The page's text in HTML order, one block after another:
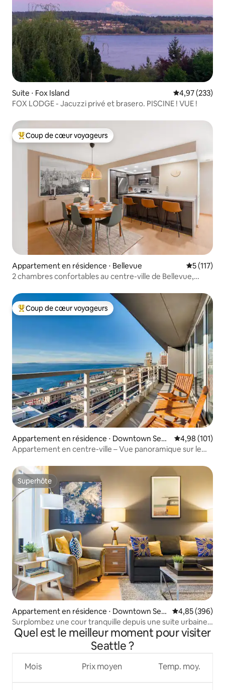
Suite ⋅ Fox Island Évaluation
4,97 (233)
FOX LODGE - Jacuzzi privé et brasero. PISCINE ! VUE !
Coups de cœur voyageurs les plus appréciés
Coup de cœur voyageurs
Appartement en résidence ⋅ Bellevue Évaluation
5 (117)
2 chambres confortables au centre-ville de Bellevue,
Coups de cœur voyageurs les plus appréciés
Coup de cœur voyageurs
Appartement en résidence ⋅ Downtown Seat
tle
Évaluation
4,98 (101)
Appartement en centre-ville – Vue panoramique sur le
Superhôte
Superhôte
Appartement en résidence ⋅ Downtown Seat
tle
Évaluation
4,85 (396)
Surplombez une cour tranquille depuis une suite urbaine
chic
Quel est le meilleur moment pour visiter
Seattle ?
Mois Prix moyen Temp. moy.